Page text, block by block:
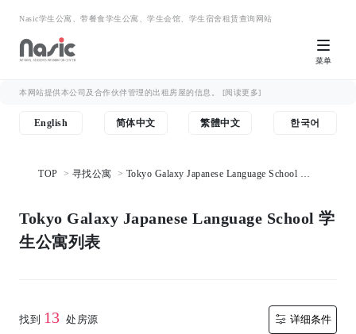
Nasic学生公寓、带餐食学生公寓、学生会馆、学生宿舍租赁查询网站
菜单
本网站提供本公司及合作伙伴管理的出租房屋的信息。 [阅读更多]
English 简体中文 繁體中文 한국어
TOP 寻找公寓
Tokyo Galaxy Japanese Language School 学
Tokyo Galaxy Japanese Language School 学
生公寓列表
找到 13 处房源 详细条件